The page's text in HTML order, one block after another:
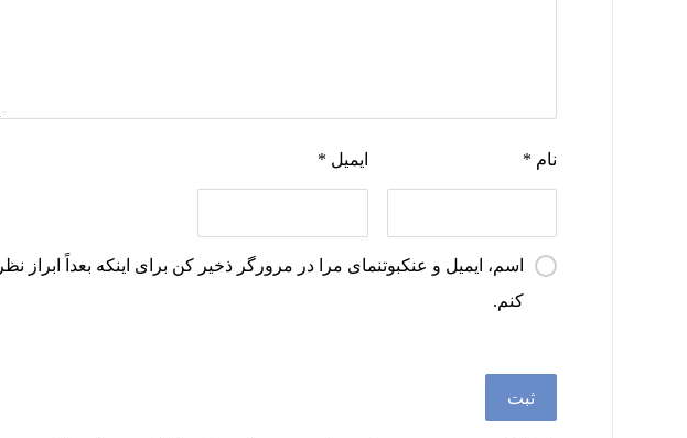
نام * ایمیل *
اسم، ایمیل و عنکبوتنمای مرا در مرورگر ذخیر کن برای اینکه بعداً ابراز نظر
کنم.